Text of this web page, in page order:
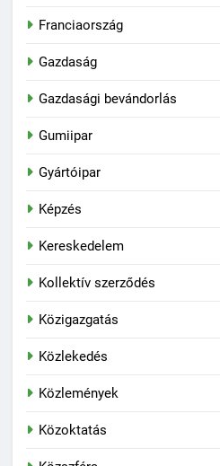
Franciaország
Gazdaság
Gazdasági bevándorlás
Gumiipar
Gyártóipar
Képzés
Kereskedelem
Kollektív szerződés
Közigazgatás
Közlekedés
Közlemények
Közoktatás